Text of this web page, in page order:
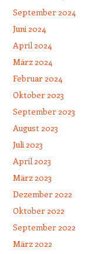
September 2024
Juni 2024
April 2024
März 2024
Februar 2024
Oktober 2023
September 2023
August 2023
Juli 2023
April 2023
März 2023
Dezember 2022
Oktober 2022
September 2022
März 2022